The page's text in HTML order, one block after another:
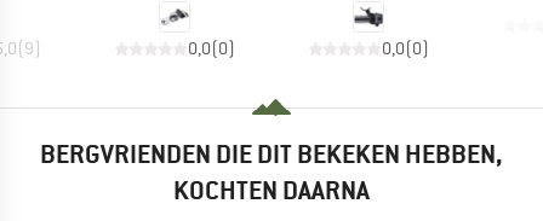
(9) 0,0(0) 0,0(0)
BERGVRIENDEN DIE DIT BEKEKEN HEBBEN,
KOCHTEN DAARNA